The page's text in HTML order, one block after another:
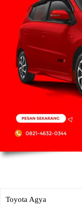
Toyota Agya